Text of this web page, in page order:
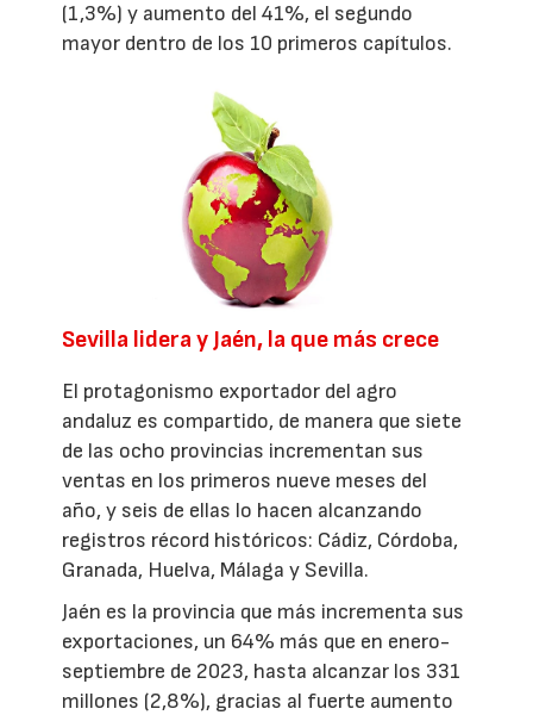
(1,3%) y aumento del 41%, el segundo
mayor dentro de los 10 primeros capítulos.
Sevilla lidera y Jaén, la que más crece
El protagonismo exportador del agro
andaluz es compartido, de manera que siete
de las ocho provincias incrementan sus
ventas en los primeros nueve meses del
año, y seis de ellas lo hacen alcanzando
registros récord históricos: Cádiz, Córdoba,
Granada, Huelva, Málaga y Sevilla.
Jaén es la provincia que más incrementa sus
exportaciones, un 64% más que en enero-
septiembre de 2023, hasta alcanzar los 331
millones (2,8%), gracias al fuerte aumento